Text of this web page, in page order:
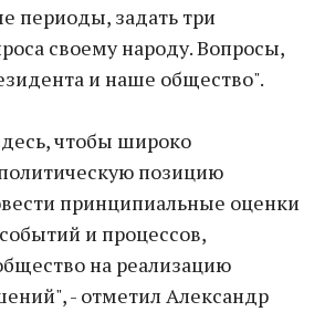
периоды, задать три
своему народу. Вопросы,
и наше общество".
чтобы широко
позицию
принципиальные оценки
и процессов,
на реализацию
- отметил Александр